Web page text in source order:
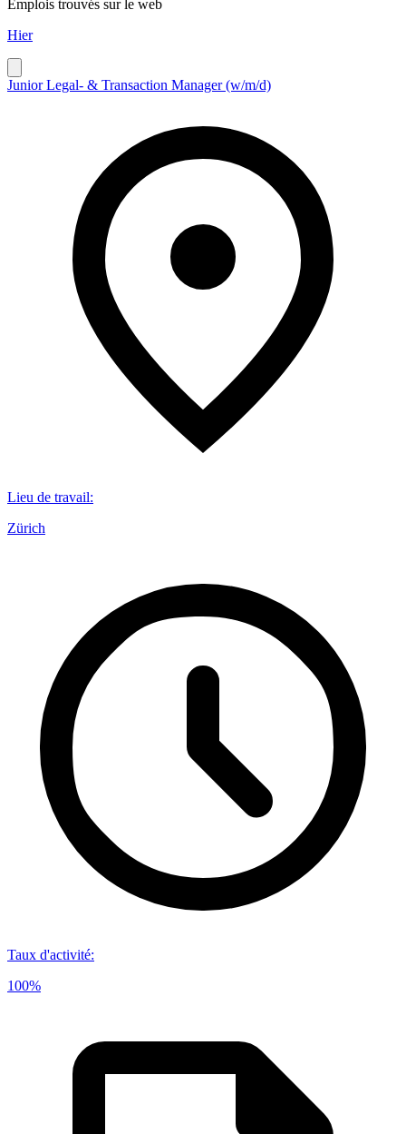
Emplois trouvés sur le web
Hier
Junior Legal- & Transaction Manager (w/m/d)
Lieu de travail:
Zürich
Taux d'activité:
100%